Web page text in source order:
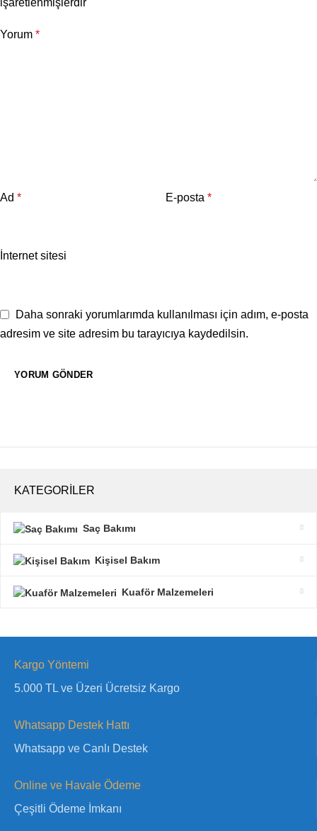
işaretlenmişlerdir
Yorum *
Ad * E-posta *
İnternet sitesi
Daha sonraki yorumlarımda kullanılması için adım, e-posta
adresim ve site adresim bu tarayıcıya kaydedilsin.
KATEGORILER
Saç Bakımı
Kişisel Bakım
Kuaför Malzemeleri
Kargo Yöntemi
5.000 TL ve Üzeri Ücretsiz Kargo
Whatsapp Destek Hattı
Whatsapp ve Canlı Destek
Online ve Havale Ödeme
Çeşitli Ödeme İmkanı